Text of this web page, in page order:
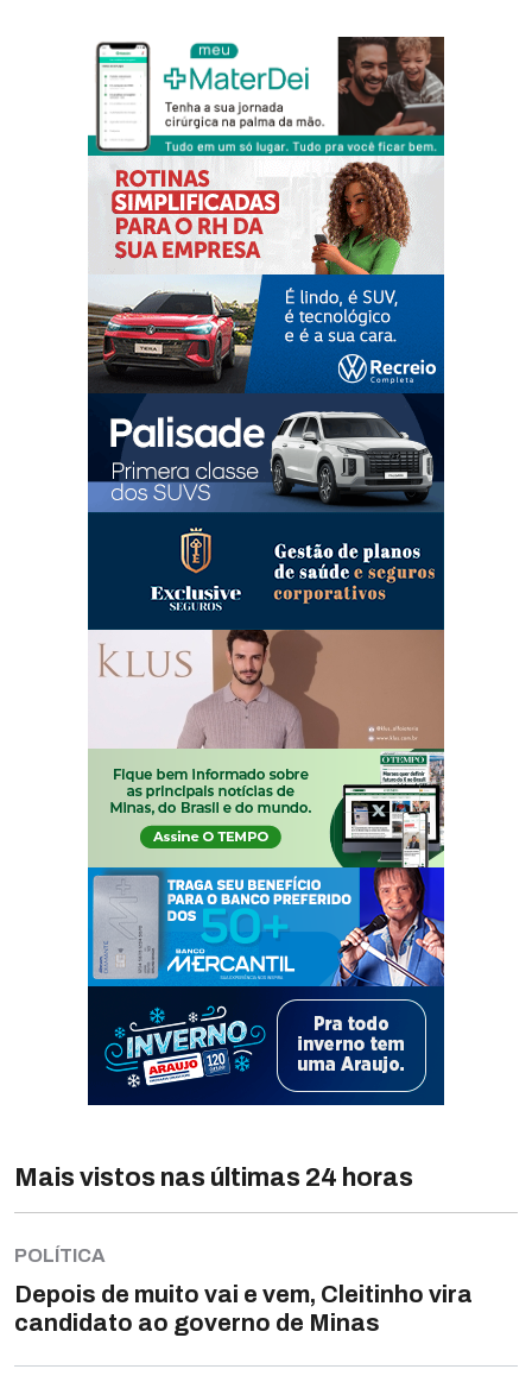
Mais vistos nas últimas 24 horas
POLÍTICA
Depois de muito vai e vem, Cleitinho vira
candidato ao governo de Minas